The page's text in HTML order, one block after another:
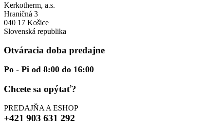
Kerkotherm, a.s.
Hraničná 3
040 17 Košice
Slovenská republika
Otváracia doba predajne
Po - Pi od 8:00 do 16:00
Chcete sa opýtať?
PREDAJŇA A ESHOP
+421 903 631 292